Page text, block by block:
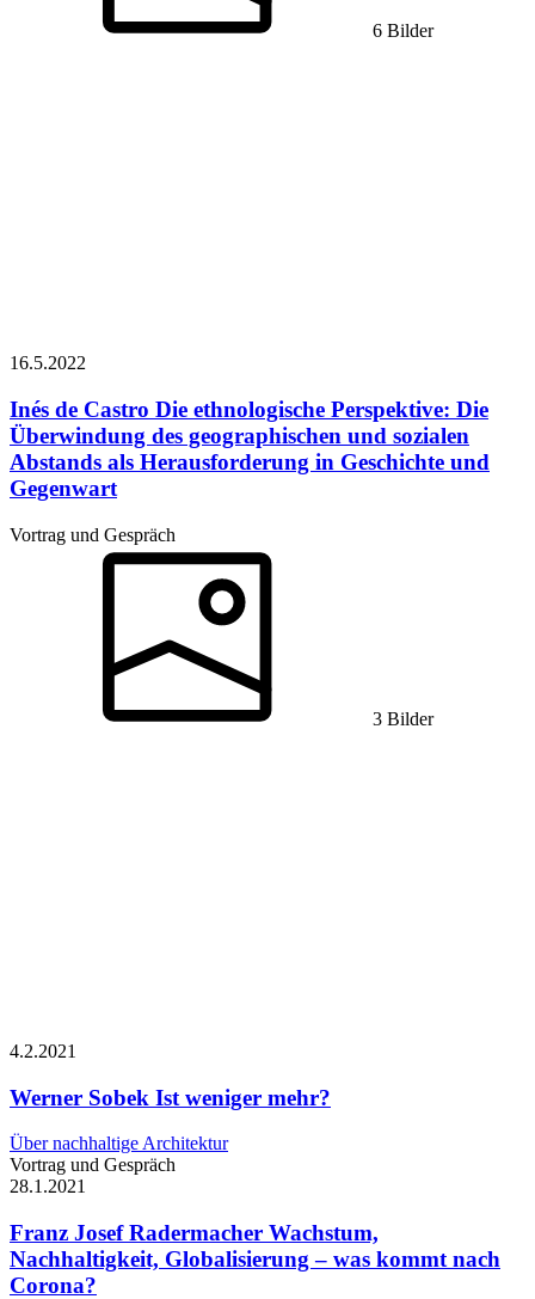
6 Bilder
16.5.2022
Inés de Castro Die ethnologische Perspektive: Die
Überwindung des geographischen und sozialen
Abstands als Herausforderung in Geschichte und
Gegenwart
Vortrag und Gespräch
3 Bilder
4.2.2021
Werner Sobek Ist weniger mehr?
Über nachhaltige Architektur
Vortrag und Gespräch
28.1.2021
Franz Josef Radermacher Wachstum,
Nachhaltigkeit, Globalisierung – was kommt nach
Corona?